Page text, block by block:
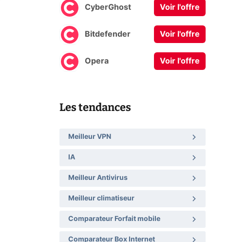
CyberGhost Voir l'offre
Bitdefender Voir l'offre
Opera Voir l'offre
Les tendances
Meilleur VPN
IA
Meilleur Antivirus
Meilleur climatiseur
Comparateur Forfait mobile
Comparateur Box Internet